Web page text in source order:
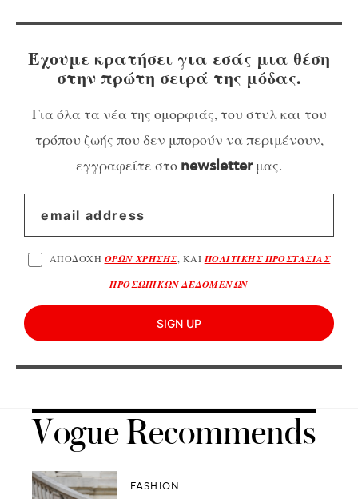
Έχουμε κρατήσει για εσάς μια θέση
στην πρώτη σειρά της μόδας.
Για όλα τα νέα της ομορφιάς, του στυλ και του
τρόπου ζωής που δεν μπορούν να περιμένουν,
εγγραφείτε στο newsletterμας.
ΑΠΟΔΟΧΗ ΟΡΩΝ ΧΡΗΣΗΣ, ΚΑΙΠΟΛΙΤΙΚΗΣ ΠΡΟΣΤΑΣΙΑΣ
ΠΡΟΣΩΠΙΚΩΝ ΔΕΔΟΜΕΝΩΝ
SIGN UP
Vogue Recommends
FASHION